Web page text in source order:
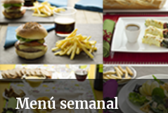
Menú semanal